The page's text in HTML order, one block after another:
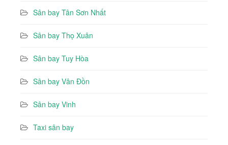
Sân bay Tân Sơn Nhất
Sân bay Thọ Xuân
Sân bay Tuy Hòa
Sân bay Vân Đồn
Sân bay Vinh
Taxi sân bay